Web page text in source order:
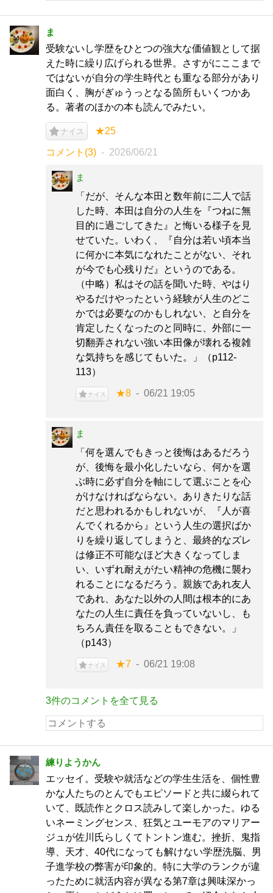
ま
受験ないし学歴をひとつの強大な価値観として据
えた時に繰り広げられる世界。さすがにここまで
ではないが自分の学生時代とも重なる部分があり
面白く、胸がぎゅうっとなる箇所もいくつかあ
る。著者のほかの本も読んでみたい。
ナイス ★25
コメント(3) 2026/06/21
ま
「だが、そんな本田と数年前に二人で話
した時、本田は自分の人生を『つねに無
目的に過ごしてきた』と悔いる様子を見
せていた。いわく、『自分は若い頃本当
に何かに本気になれたことがない、それ
が今でも心残りだ』というのである。
（中略）私はその話を聞いた時、やはり
やるだけやったという経験が人生のどこ
かでは必要なのかもしれない、と自分を
肯定したくなったのと同時に、外部に一
切翻弄されない強い本田像が壊れる複雑
な気持ちを感じてもいた。」（p112-
113）
ナイス ★8 06/21 19:05
ま
「何を選んでもきっと後悔はあるだろう
が、後悔を最小化したいなら、何かを選
ぶ時に必ず自分を軸にして選ぶことを心
がけなければならない。ありきたりな話
だと思われるかもしれないが、『人が喜
んでくれるから』という人生の選択ばか
りを繰り返してしまうと、最終的なズレ
は修正不可能なほど大きくなってしま
い、いずれ耐えがたい精神の危機に襲わ
れることになるだろう。親族であれ友人
であれ、あなた以外の人間は根本的にあ
なたの人生に責任を負っていないし、も
ちろん責任を取ることもできない。」
（p143）
ナイス ★7 06/21 19:08
3件のコメントを全て見る
練りようかん
エッセイ。受験や就活などの学生生活を、個性豊
かな人たちのとんでもエピソードと共に綴られて
いて、既読作とクロス読みして楽しかった。ゆる
いネーミングセンス、狂気とユーモアのマリアー
ジュが佐川氏らしくてトントン進む。挫折、鬼指
導、天才、40代になっても解けない学歴洗脳、男
子進学校の弊害が印象的。特に大学のランクが違
ったために就活内容が異なる第7章は興味深かっ